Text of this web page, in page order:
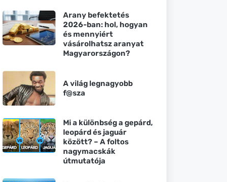
Arany befektetés
2026-ban: hol, hogyan
és mennyiért
vásárolhatsz aranyat
Magyarországon?
A világ legnagyobb
f@sza
Mi a különbség a gepárd,
leopárd és jaguár
között? – A foltos
nagymacskák
útmutatója